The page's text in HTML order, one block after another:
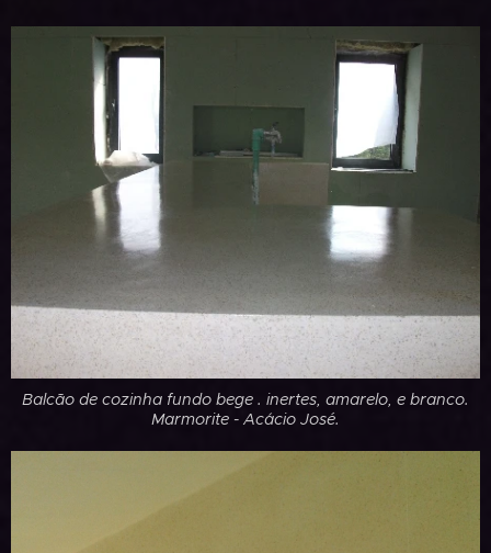
Balcão de cozinha fundo bege . inertes, amarelo, e branco.
Marmorite - Acácio José.